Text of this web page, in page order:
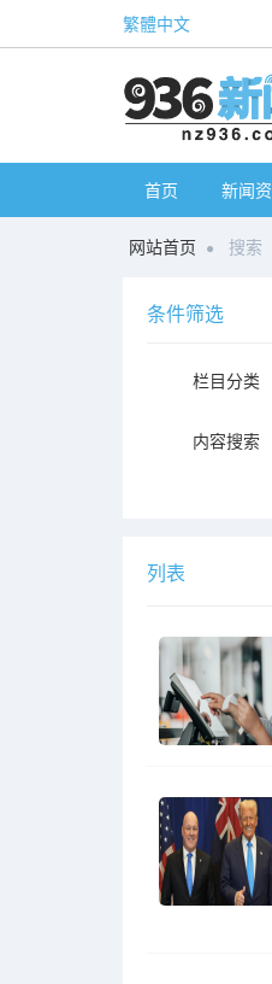
繁體中文
首页 新闻
网站首页 搜索
条件筛选
栏目分类
内容搜索
列表